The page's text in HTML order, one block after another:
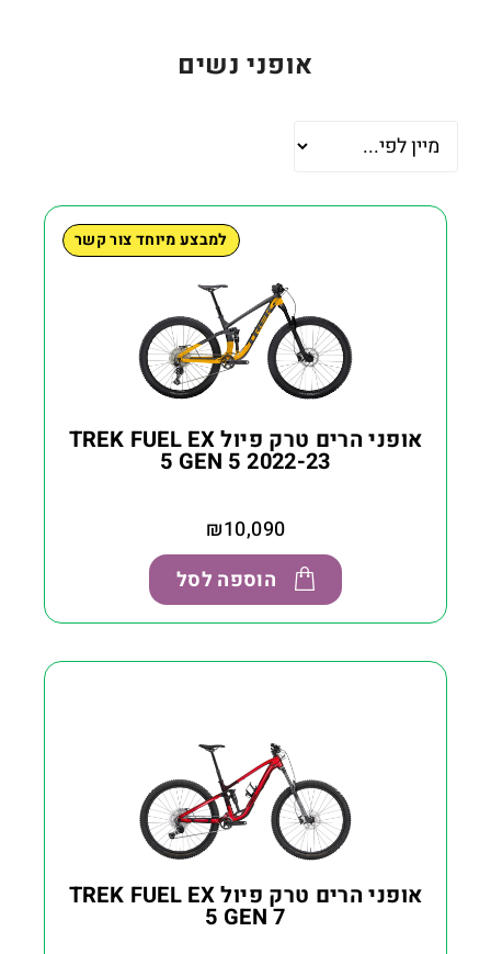
אופני נשים
למבצע מיוחד צור קשר
אופני הרים טרק פיול TREK FUEL EX
5 GEN 5 2022-23
₪10,090
הוספה לסל
אופני הרים טרק פיול TREK FUEL EX
5 GEN 7